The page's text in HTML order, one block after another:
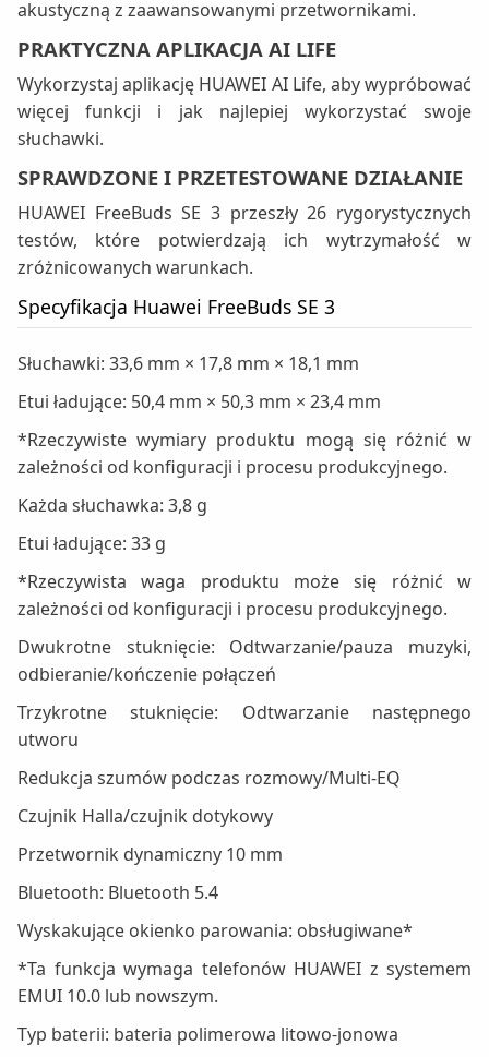
akustyczną z zaawansowanymi przetwornikami.
PRAKTYCZNA APLIKACJA AI LIFE
Wykorzystaj aplikację HUAWEI AI Life, aby wypróbować
więcej funkcji i jak najlepiej wykorzystać swoje
słuchawki.
SPRAWDZONE I PRZETESTOWANE DZIAŁANIE
HUAWEI FreeBuds SE 3 przeszły 26 rygorystycznych
testów, które potwierdzają ich wytrzymałość w
zróżnicowanych warunkach.
Specyfikacja Huawei FreeBuds SE 3
Słuchawki: 33,6 mm × 17,8 mm × 18,1 mm
Etui ładujące: 50,4 mm × 50,3 mm × 23,4 mm
*Rzeczywiste wymiary produktu mogą się różnić w
zależności od konfiguracji i procesu produkcyjnego.
Każda słuchawka: 3,8 g
Etui ładujące: 33 g
*Rzeczywista waga produktu może się różnić w
zależności od konfiguracji i procesu produkcyjnego.
Dwukrotne stuknięcie: Odtwarzanie/pauza muzyki,
odbieranie/kończenie połączeń
Trzykrotne stuknięcie: Odtwarzanie następnego
utworu
Redukcja szumów podczas rozmowy/Multi-EQ
Czujnik Halla/czujnik dotykowy
Przetwornik dynamiczny 10 mm
Bluetooth: Bluetooth 5.4
Wyskakujące okienko parowania: obsługiwane*
*Ta funkcja wymaga telefonów HUAWEI z systemem
EMUI 10.0 lub nowszym.
Typ baterii: bateria polimerowa litowo-jonowa